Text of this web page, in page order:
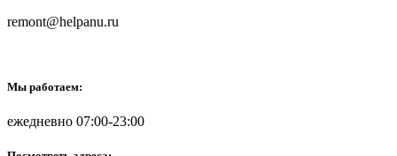
remont@helpanu.ru
Мы работаем:
ежедневно 07:00-23:00